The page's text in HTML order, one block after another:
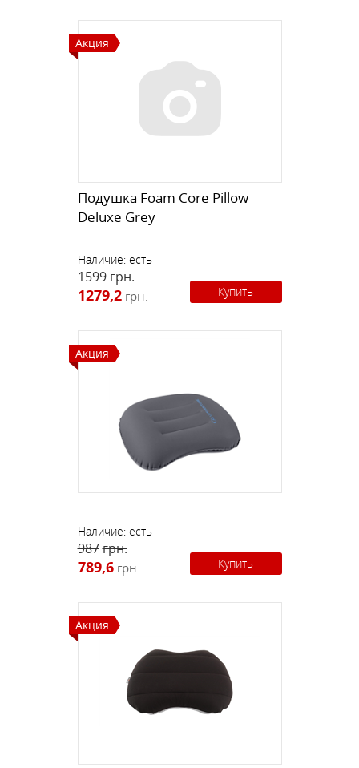
Акция
Подушка Foam Core Pillow
Deluxe Grey
Наличие: есть
1599грн.
1279,2 грн. Купить
Акция
Наличие: есть
987грн.
789,6 грн. Купить
Акция